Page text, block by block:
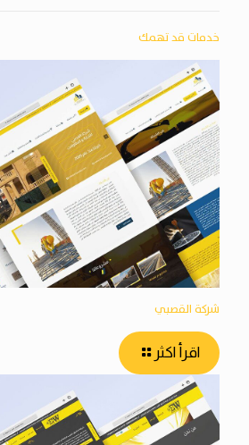
خدمات قد تهمك
شركة القصبي
اقرأ اكثر